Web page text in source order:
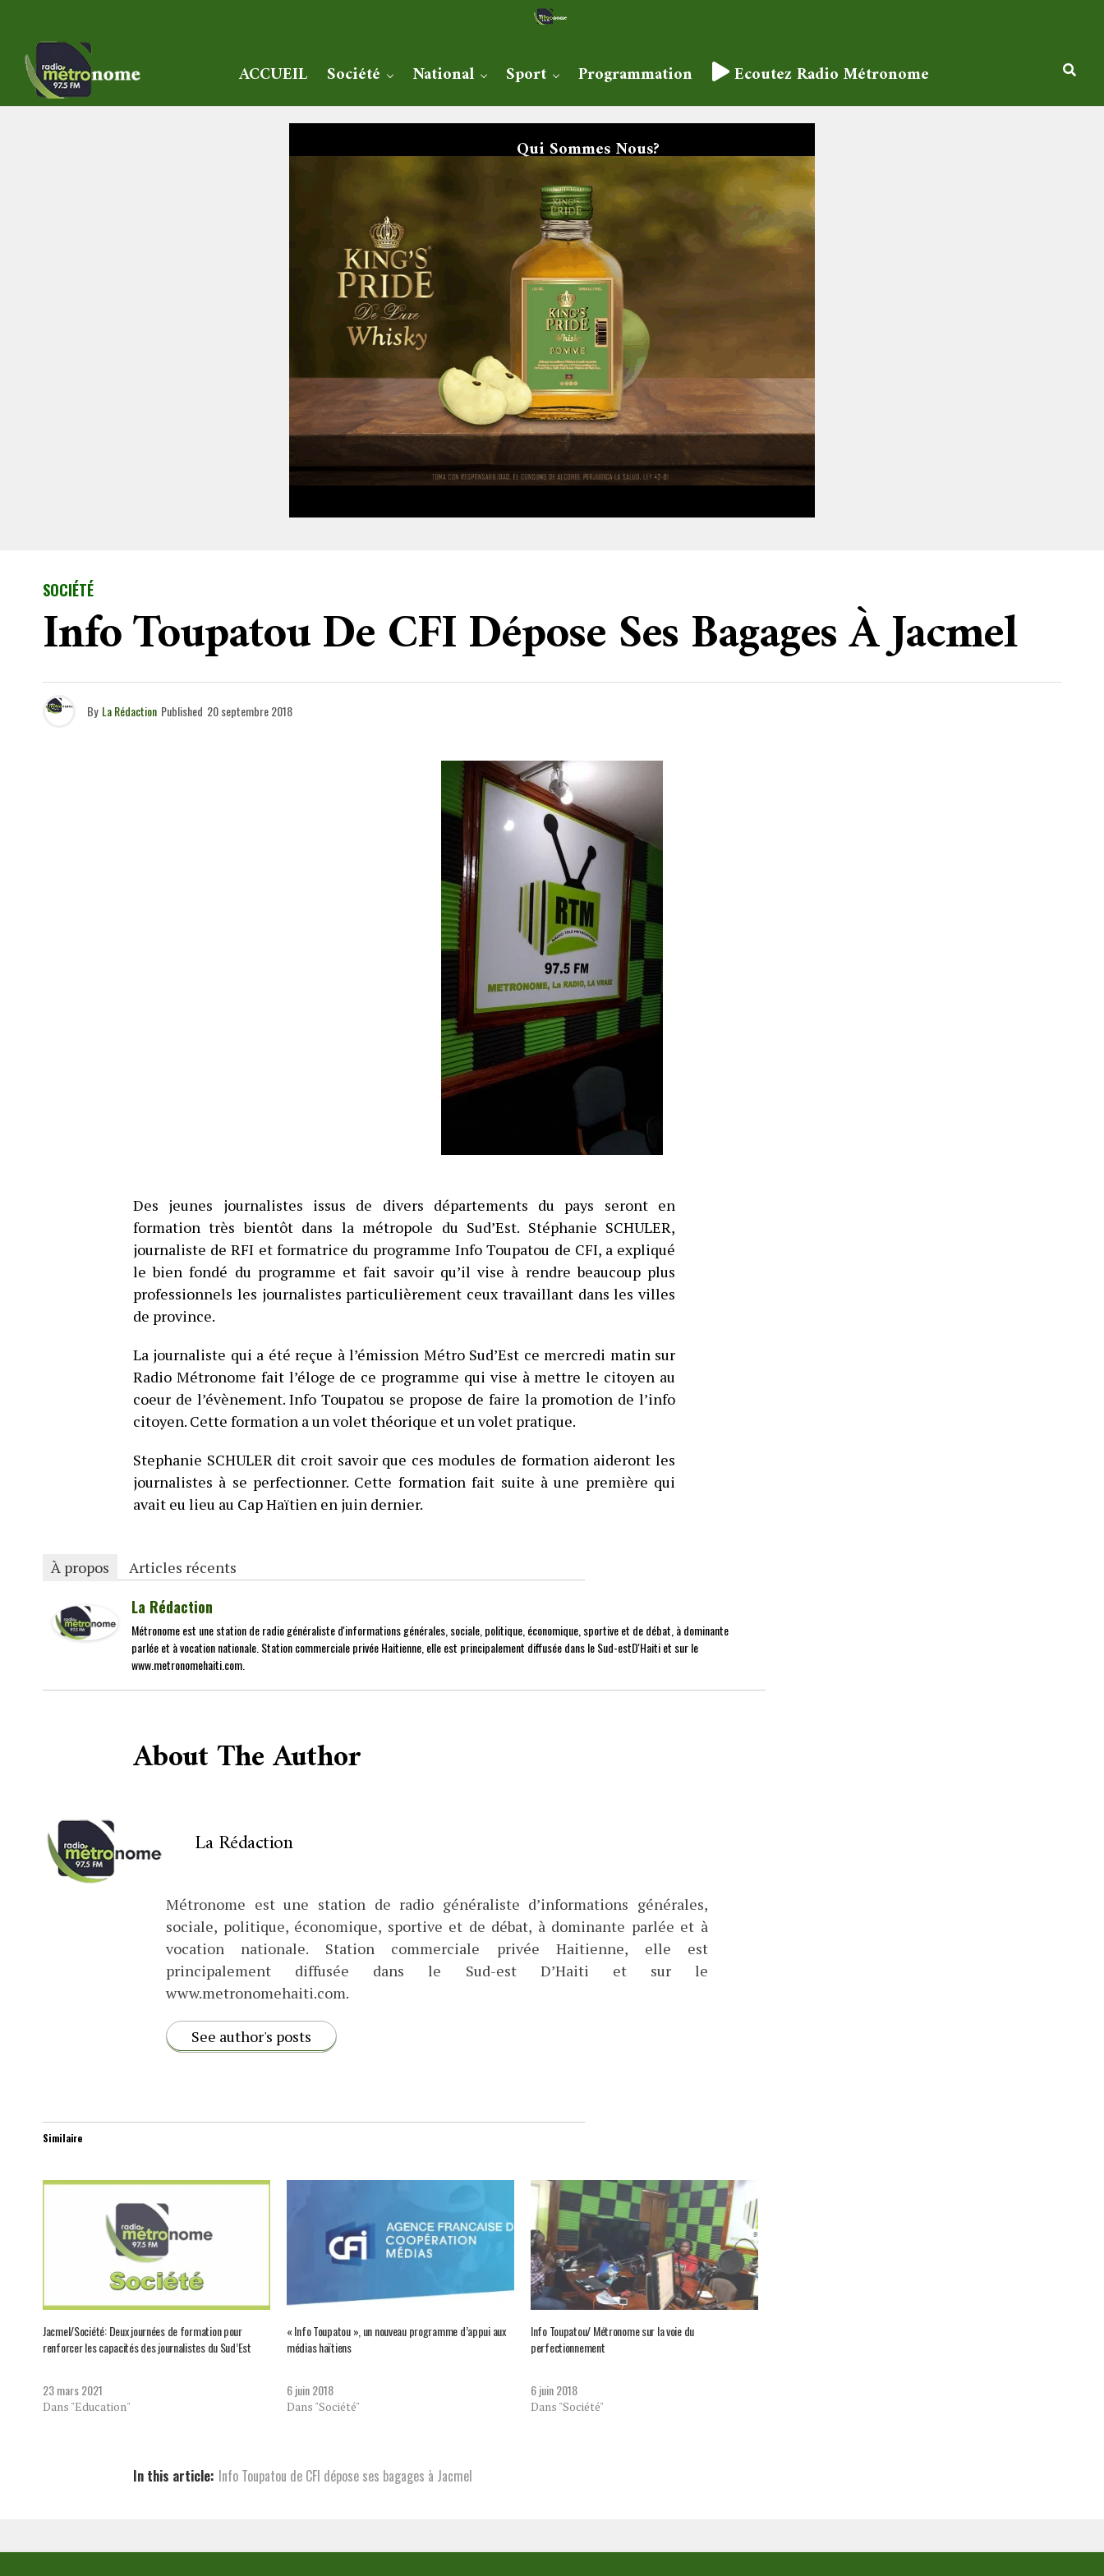
ACCUEIL Société National Sport Programmation Ecoutez Radio Métronome
Qui Sommes Nous?
SOCIÉTÉ
Info Toupatou De CFI Dépose Ses Bagages À Jacmel
By La Rédaction Published 20 septembre 2018
Des jeunes journalistes issus de divers départements du pays seront en
formation très bientôt dans la métropole du Sud’Est. Stéphanie SCHULER,
journaliste de RFI et formatrice du programme Info Toupatou de CFI, a expliqué
le bien fondé du programme et fait savoir qu’il vise à rendre beaucoup plus
professionnels les journalistes particulièrement ceux travaillant dans les villes
de province.
La journaliste qui a été reçue à l’émission Métro Sud’Est ce mercredi matin sur
Radio Métronome fait l’éloge de ce programme qui vise à mettre le citoyen au
coeur de l’évènement. Info Toupatou se propose de faire la promotion de l’info
citoyen. Cette formation a un volet théorique et un volet pratique.
Stephanie SCHULER dit croit savoir que ces modules de formation aideront les
journalistes à se perfectionner. Cette formation fait suite à une première qui
avait eu lieu au Cap Haïtien en juin dernier.
À propos Articles récents
La Rédaction
Métronome est une station de radio généraliste d'informations générales, sociale, politique, économique, sportive et de débat, à dominante
parlée et à vocation nationale. Station commerciale privée Haitienne, elle est principalement diffusée dans le Sud-estD'Haiti et sur le
www.metronomehaiti.com.
About The Author
La Rédaction
Métronome est une station de radio généraliste d’informations générales,
sociale, politique, économique, sportive et de débat, à dominante parlée et à
vocation nationale. Station commerciale privée Haitienne, elle est
principalement diffusée dans le Sud-est D’Haiti et sur le
www.metronomehaiti.com.
See author's posts
Similaire
Jacmel/Société: Deux journées de formation pour
renforcer les capacités des journalistes du Sud’Est
23 mars 2021
Dans "Education"
« Info Toupatou », un nouveau programme d’appui aux
médias haïtiens
6 juin 2018
Dans "Société"
Info Toupatou/ Métronome sur la voie du
perfectionnement
6 juin 2018
Dans "Société"
In this article: Info Toupatou de CFI dépose ses bagages à Jacmel